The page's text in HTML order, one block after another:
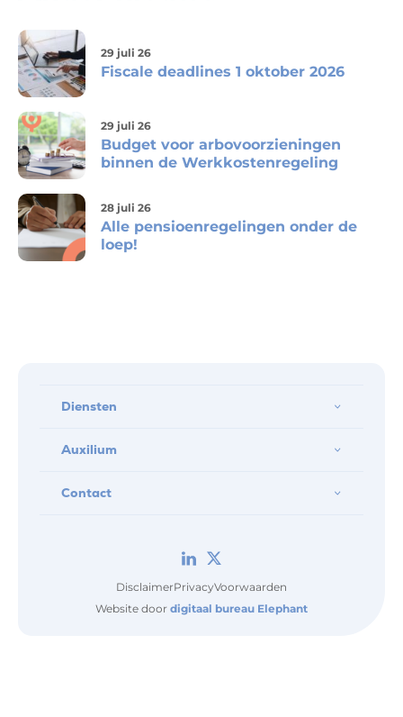
29 juli 26
Fiscale deadlines 1 oktober 2026
29 juli 26
Budget voor arbovoorzieningen
binnen de Werkkostenregeling
28 juli 26
Alle pensioenregelingen onder de
loep!
Diensten
Auxilium
Contact
DisclaimerPrivacyVoorwaarden
Website door digitaal bureau Elephant